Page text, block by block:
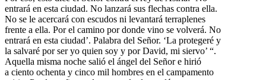
entrará en esta ciudad. No lanzará sus flechas contra ella.
No se le acercará con escudos ni levantará terraplenes
frente a ella. Por el camino por donde vino se volverá. No
entrará en esta ciudad’. Palabra del Señor. ‘La protegeré y
la salvaré por ser yo quien soy y por David, mi siervo’ “.
Aquella misma noche salió el ángel del Señor e hirió
a ciento ochenta y cinco mil hombres en el campamento